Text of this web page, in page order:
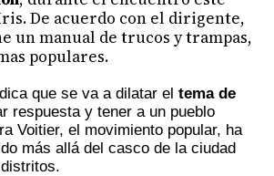
De acuerdo con el dirigente,
un manual de trucos y trampas,
populares.
que se va a dilatar eltema de
respuesta y tener a un pueblo
Voitier, el movimiento popular, ha
más allá del casco de la ciudad